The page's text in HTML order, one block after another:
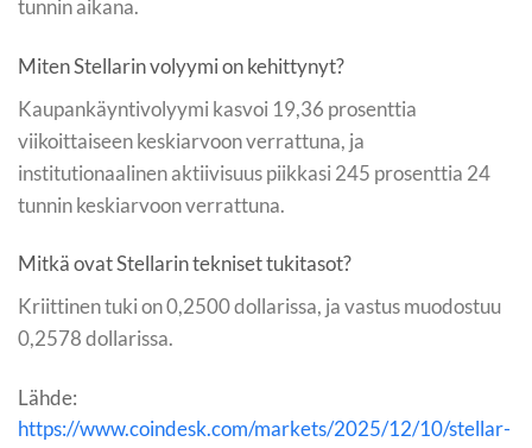
tunnin aikana.
Miten Stellarin volyymi on kehittynyt?
Kaupankäyntivolyymi kasvoi 19,36 prosenttia
viikoittaiseen keskiarvoon verrattuna, ja
institutionaalinen aktiivisuus piikkasi 245 prosenttia 24
tunnin keskiarvoon verrattuna.
Mitkä ovat Stellarin tekniset tukitasot?
Kriittinen tuki on 0,2500 dollarissa, ja vastus muodostuu
0,2578 dollarissa.
Lähde:
https://www.coindesk.com/markets/2025/12/10/stellar-